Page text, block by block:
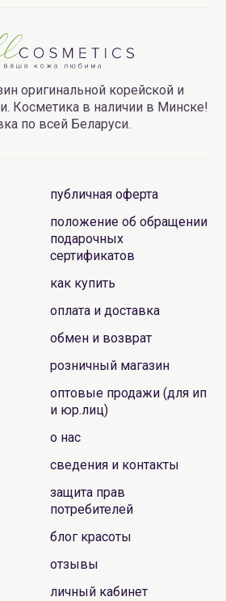
оригинальной корейской и
Косметика в наличии в Минске!
по всей Беларуси.
публичная оферта
положение об обращении
подарочных
сертификатов
как купить
оплата и доставка
обмен и возврат
розничный магазин
оптовые продажи (для ип
и юр.лиц)
о нас
сведения и контакты
защита прав
потребителей
блог красоты
отзывы
личный кабинет